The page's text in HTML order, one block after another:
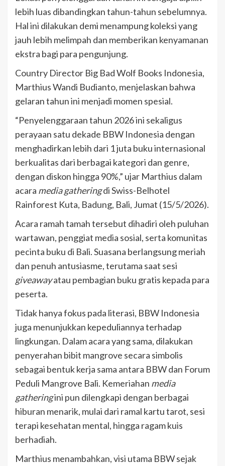
lebih luas dibandingkan tahun-tahun sebelumnya.
Hal ini dilakukan demi menampung koleksi yang
jauh lebih melimpah dan memberikan kenyamanan
ekstra bagi para pengunjung.
Country Director Big Bad Wolf Books Indonesia,
Marthius Wandi Budianto, menjelaskan bahwa
gelaran tahun ini menjadi momen spesial.
“Penyelenggaraan tahun 2026 ini sekaligus
perayaan satu dekade BBW Indonesia dengan
menghadirkan lebih dari 1 juta buku internasional
berkualitas dari berbagai kategori dan genre,
dengan diskon hingga 90%,” ujar Marthius dalam
acara media gatheringdi Swiss-Belhotel
Rainforest Kuta, Badung, Bali, Jumat (15/5/2026).
Acara ramah tamah tersebut dihadiri oleh puluhan
wartawan, penggiat media sosial, serta komunitas
pecinta buku di Bali. Suasana berlangsung meriah
dan penuh antusiasme, terutama saat sesi
giveawayatau pembagian buku gratis kepada para
peserta.
Tidak hanya fokus pada literasi, BBW Indonesia
juga menunjukkan kepeduliannya terhadap
lingkungan. Dalam acara yang sama, dilakukan
penyerahan bibit mangrove secara simbolis
sebagai bentuk kerja sama antara BBW dan Forum
Peduli Mangrove Bali. Kemeriahan media
gatheringini pun dilengkapi dengan berbagai
hiburan menarik, mulai dari ramal kartu tarot, sesi
terapi kesehatan mental, hingga ragam kuis
berhadiah.
Marthius menambahkan, visi utama BBW sejak